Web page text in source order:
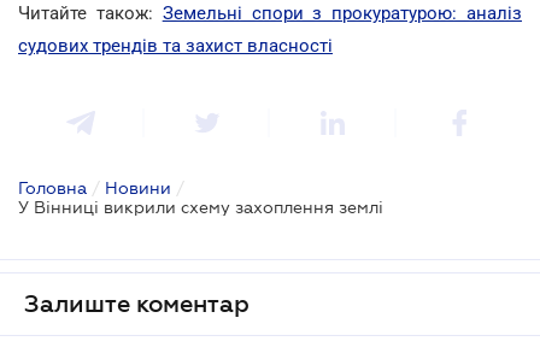
Читайте також: Земельні спори з прокуратурою: аналіз
судових трендів та захист власності
Головна / Новини /
У Вінниці викрили схему захоплення землі
Залиште коментар